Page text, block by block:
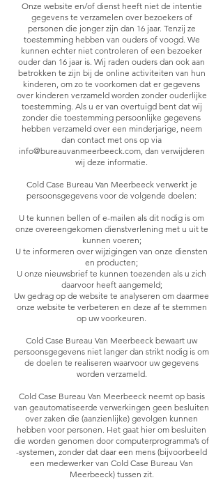
Onze website en/of dienst heeft niet de intentie
gegevens te verzamelen over bezoekers of
personen die jonger zijn dan 16 jaar. Tenzij ze
toestemming hebben van ouders of voogd. We
kunnen echter niet controleren of een bezoeker
ouder dan 16 jaar is. Wij raden ouders dan ook aan
betrokken te zijn bij de online activiteiten van hun
kinderen, om zo te voorkomen dat er gegevens
over kinderen verzameld worden zonder ouderlijke
toestemming. Als u er van overtuigd bent dat wij
zonder die toestemming persoonlijke gegevens
hebben verzameld over een minderjarige, neem
dan contact met ons op via
info@bureauvanmeerbeeck.com, dan verwijderen
wij deze informatie.
Cold Case Bureau Van Meerbeeck verwerkt je
persoonsgegevens voor de volgende doelen:
U te kunnen bellen of e-mailen als dit nodig is om
onze overeengekomen dienstverlening met u uit te
kunnen voeren;
U te informeren over wijzigingen van onze diensten
en producten;
U onze nieuwsbrief te kunnen toezenden als u zich
daarvoor heeft aangemeld;
Uw gedrag op de website te analyseren om daarmee
onze website te verbeteren en deze af te stemmen
op uw voorkeuren.
Cold Case Bureau Van Meerbeeck bewaart uw
persoonsgegevens niet langer dan strikt nodig is om
de doelen te realiseren waarvoor uw gegevens
worden verzameld.
Cold Case Bureau Van Meerbeeck neemt op basis
van geautomatiseerde verwerkingen geen besluiten
over zaken die (aanzienlijke) gevolgen kunnen
hebben voor personen. Het gaat hier om besluiten
die worden genomen door computerprogramma’s of
-systemen, zonder dat daar een mens (bijvoorbeeld
een medewerker van Cold Case Bureau Van
Meerbeeck) tussen zit.